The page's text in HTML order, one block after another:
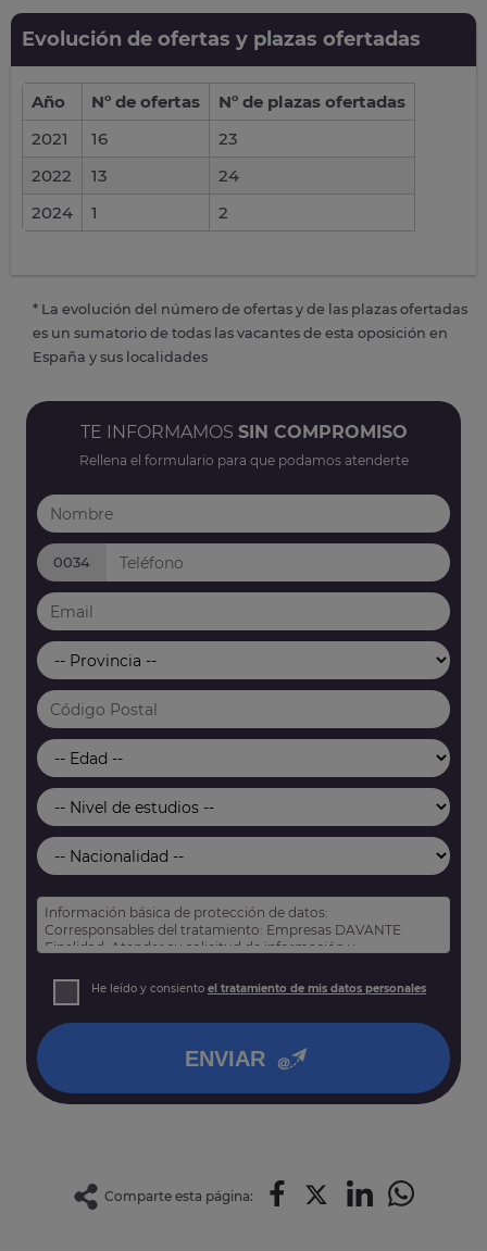
Evolución de ofertas y plazas ofertadas
Año Nº de ofertas
Nº de plazas ofertadas
2021
16
23
2022
13
24
2024
1 2
* La evolución del número de ofertas y de las plazas ofertadas
es un sumatorio de todas las vacantes de esta oposición en
España y sus localidades
TE INFORMAMOS SIN COMPROMISO
Rellena el formulario para que podamos atenderte
0034
Información básica de protección de datos:
Corresponsables del tratamiento: Empresas DAVANTE
Finalidad: Atender su solicitud de información y
Derechos: Puede acceder, rectificar y suprimir sus datos,
así como otros derechos tal y como se explica en nuestra
He leído y consiento el tratamiento de mis datos personales
ENVIAR
Comparte esta página: